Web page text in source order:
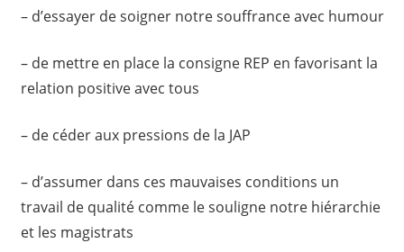
– d’essayer de soigner notre souffrance avec humour
– de mettre en place la consigne REP en favorisant la
relation positive avec tous
– de céder aux pressions de la JAP
– d’assumer dans ces mauvaises conditions un
travail de qualité comme le souligne notre hiérarchie
et les magistrats